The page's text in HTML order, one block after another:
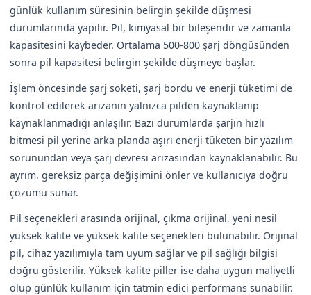
günlük kullanım süresinin belirgin şekilde düşmesi
durumlarında yapılır. Pil, kimyasal bir bileşendir ve zamanla
kapasitesini kaybeder. Ortalama 500-800 şarj döngüsünden
sonra pil kapasitesi belirgin şekilde düşmeye başlar.
İşlem öncesinde şarj soketi, şarj bordu ve enerji tüketimi de
kontrol edilerek arızanın yalnızca pilden kaynaklanıp
kaynaklanmadığı anlaşılır. Bazı durumlarda şarjın hızlı
bitmesi pil yerine arka planda aşırı enerji tüketen bir yazılım
sorunundan veya şarj devresi arızasından kaynaklanabilir. Bu
ayrım, gereksiz parça değişimini önler ve kullanıcıya doğru
çözümü sunar.
Pil seçenekleri arasında orijinal, çıkma orijinal, yeni nesil
yüksek kalite ve yüksek kalite seçenekleri bulunabilir. Orijinal
pil, cihaz yazılımıyla tam uyum sağlar ve pil sağlığı bilgisi
doğru gösterilir. Yüksek kalite piller ise daha uygun maliyetli
olup günlük kullanım için tatmin edici performans sunabilir.